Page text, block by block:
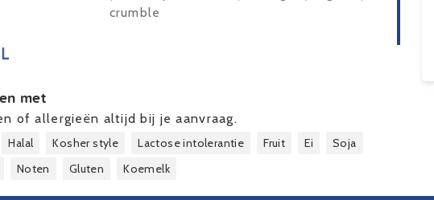
crumble
met
of allergieën altijd bij je aanvraag.
Halal Kosher style Lactose intolerantie Fruit Ei
Soja
Noten Gluten Koemelk